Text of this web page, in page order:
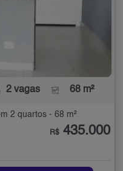
2 vagas 68 m²
2 quartos - 68 m²
R$ 435.000